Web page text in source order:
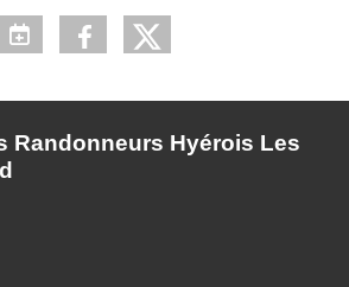
Randonneurs Hyérois Les